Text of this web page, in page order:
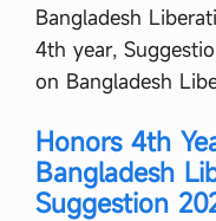
Bangladesh
4th year,
on Bangladesh
Honors 4th
Bangladesh
Suggestion